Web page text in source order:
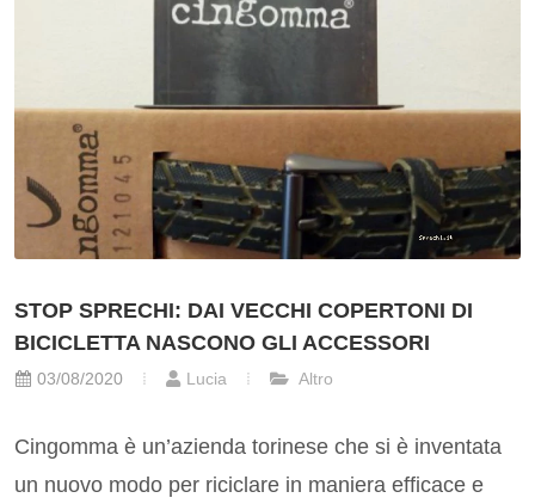
STOP SPRECHI: DAI VECCHI COPERTONI DI
BICICLETTA NASCONO GLI ACCESSORI
03/08/2020 Lucia Altro
Cingomma è un’azienda torinese che si è inventata
un nuovo modo per riciclare in maniera efficace e